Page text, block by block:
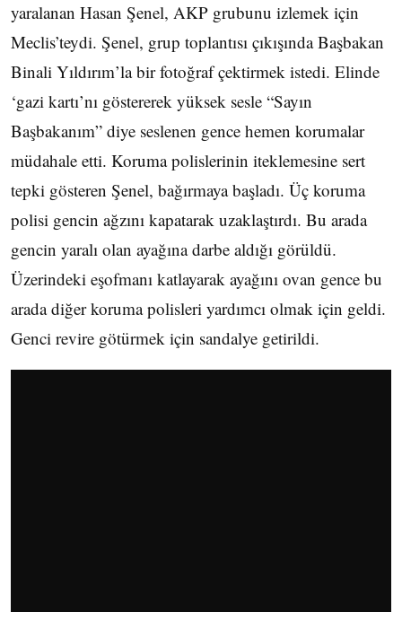
yaralanan Hasan Şenel, AKP grubunu izlemek için
Meclis’teydi. Şenel, grup toplantısı çıkışında Başbakan
Binali Yıldırım’la bir fotoğraf çektirmek istedi. Elinde
‘gazi kartı’nı göstererek yüksek sesle “Sayın
Başbakanım” diye seslenen gence hemen korumalar
müdahale etti. Koruma polislerinin iteklemesine sert
tepki gösteren Şenel, bağırmaya başladı. Üç koruma
polisi gencin ağzını kapatarak uzaklaştırdı. Bu arada
gencin yaralı olan ayağına darbe aldığı görüldü.
Üzerindeki eşofmanı katlayarak ayağını ovan gence bu
arada diğer koruma polisleri yardımcı olmak için geldi.
Genci revire götürmek için sandalye getirildi.